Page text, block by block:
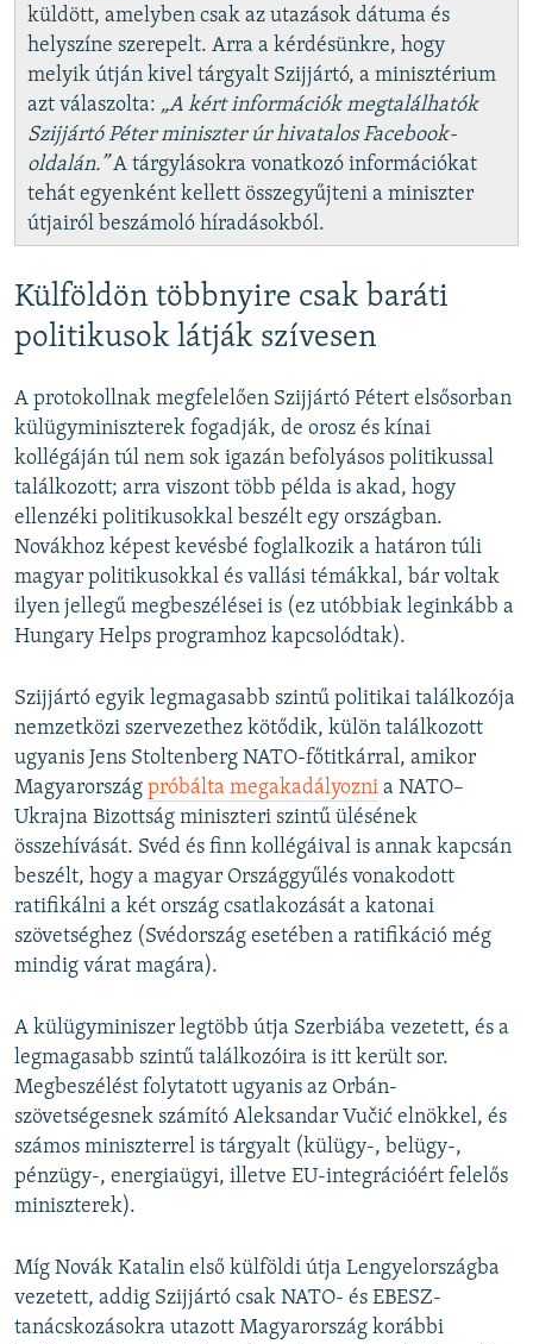
küldött, amelyben csak az utazások dátuma és
helyszíne szerepelt. Arra a kérdésünkre, hogy
melyik útján kivel tárgyalt Szijjártó, a minisztérium
azt válaszolta: „A kért információk megtalálhatók
Szijjártó Péter miniszter úr hivatalos Facebook-
oldalán.”A tárgylásokra vonatkozó információkat
tehát egyenként kellett összegyűjteni a miniszter
útjairól beszámoló híradásokból.
Külföldön többnyire csak baráti
politikusok látják szívesen
A protokollnak megfelelően Szijjártó Pétert elsősorban
külügyminiszterek fogadják, de orosz és kínai
kollégáján túl nem sok igazán befolyásos politikussal
találkozott; arra viszont több példa is akad, hogy
ellenzéki politikusokkal beszélt egy országban.
Novákhoz képest kevésbé foglalkozik a határon túli
magyar politikusokkal és vallási témákkal, bár voltak
ilyen jellegű megbeszélései is (ez utóbbiak leginkább a
Hungary Helps programhoz kapcsolódtak).
Szijjártó egyik legmagasabb szintű politikai találkozója
nemzetközi szervezethez kötődik, külön találkozott
ugyanis Jens Stoltenberg NATO-főtitkárral, amikor
Magyarország próbálta megakadályozni a NATO–
Ukrajna Bizottság miniszteri szintű ülésének
összehívását. Svéd és finn kollégáival is annak kapcsán
beszélt, hogy a magyar Országgyűlés vonakodott
ratifikálni a két ország csatlakozását a katonai
szövetséghez (Svédország esetében a ratifikáció még
mindig várat magára).
A külügyminiszer legtöbb útja Szerbiába vezetett, és a
legmagasabb szintű találkozóira is itt került sor.
Megbeszélést folytatott ugyanis az Orbán-
szövetségesnek számító Aleksandar Vučić elnökkel, és
számos miniszterrel is tárgyalt (külügy-, belügy-,
pénzügy-, energiaügyi, illetve EU-integrációért felelős
miniszterek).
Míg Novák Katalin első külföldi útja Lengyelországba
vezetett, addig Szijjártó csak NATO- és EBESZ-
tanácskozásokra utazott Magyarország korábbi